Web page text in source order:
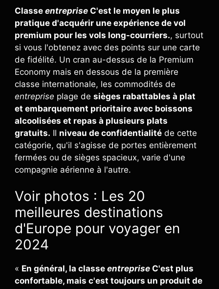
Classe entreprise C'est le moyen le plus
pratique d'acquérir une expérience de vol
premium pour les vols long-courriers., surtout
si vous l'obtenez avec des points sur une carte
de fidélité. Un cran au-dessus de la Premium
Economy mais en dessous de la première
classe internationale, les commodités de
entreprise plage de sièges rabattables à plat
et embarquement prioritaire avec boissons
alcoolisées et repas à plusieurs plats
gratuits. Il niveau de confidentialité de cette
catégorie, qu'il s'agisse de portes entièrement
fermées ou de sièges spacieux, varie d'une
compagnie aérienne à l'autre.
Voir photos : Les 20
meilleures destinations
d'Europe pour voyager en
2024
« En général, la classe entreprise C'est plus
confortable, mais c'est toujours un produit de